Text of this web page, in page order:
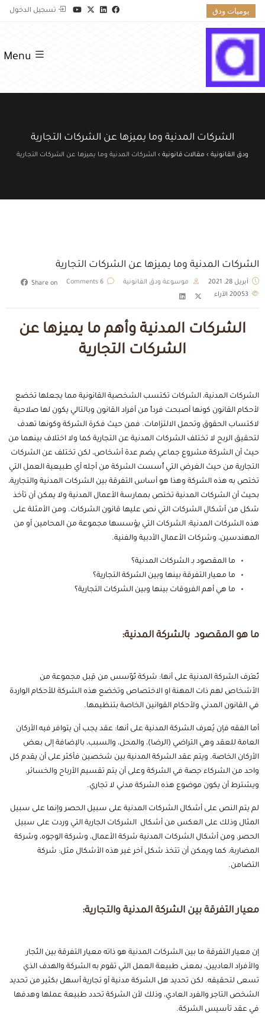
يوميات ودق تسجيل الدخول
Menu
الشركات المدنية وما يميزها عن الشركات التجارية
ودق القانونية › مقالات قانونية › الشركات المدنية وما يميزها عن الشركات التجارية
الشركات المدنية وما يميزها عن الشركات التجارية
أبريل 28, 2021 موسوعة ودق القانونية
6 Comments
الآراء
Share on
الشركات المدنية وأهم ما يميزها عن
الشركات التجارية
الشركات المدنية، الشركات تكتسب الشخصية القانونية مما يجعلها تخضع
لأحكام القانون كونها أصبحت فرداً من أفراد القانون وبالتالي يكون لها صلاحية
لاكتساب الحقوق وتحمل الالتزامات. فمن حيث فكرة الشركة وكونها تهدف
لتحقيق الربح لا تختلف الشركات المدنية عن التجارية كما ولا اختلاف بينهما من
حيث أن الشركة مشروع جماعي يضم عدة أشخاص، لكن تختلف عن الشركات
التجارية من حيث الغرض التي أُسست الشركة من أجله أي طبيعية العمل التي
تختص به هذه الشركة وهذا هو أساس التفرقة بين الشركات المدنية والتجارية،
بحيث أن الشركات المدنية تختص بممارسة الأعمال المدنية ولا يمكن أن تأخذ
شكل من أشكال الشركات التي نص عليها قانون الشركات. ومن الأمثلة على
هذه الشركات المدنية: الشركات التي يؤسسها مجموعة من المحامين أو من
المهندسين، وشركات الأعمال الأدبية والفنية.
ما المقصود بـ الشركات المدنية؟
ما معيار التفرقة بينها وبين الشركة التجارية؟
ما هي أهم الفروقات بينها وبين الشركات التجارية؟
ما هو المقصود بالشركة المدنية:
تُعَرف الشركة المدنية على أنها: شركة تُؤَسس من قِبل مجموعة من
الأشخاص لهم ذات المهنة او الاختصاص وتخضع هذه الشركة للأحكام الواردة
في القانون المدني ولأحكام القوانين الخاصة بتنظيمها.
أما الفقه فإن يُعرف الشركة المدنية على أنها: عقد يجب أن يتوافر فيه الأركان
العامة للعقد وهي التراضي (الرضا)، والمحل، والسبب، بالإضافة إلى بعض
الأركان الخاصة. ويتم عقد الشركة المدنية بين شخصين فأكثر على أن يقدم كل
واحد من الشركاء حِصة في الشركة وعلى أن يتم تقسيم الأرباح والخسائر،
ويشترط أن يكون موضوع هذه الشركة مدني لا تجاري.
لم يتم النص على أشكال الشركات المدنية على سبيل الحصر وإنما على سبيل
المثال وذلك على العكس من أشكال الشركات الجارية التي وردت على سبيل
الحصر، ومن أشكال الشركات المدنية شركة الأعمال، وشركة الوجوه، وشركة
المضاربة، كما ويمكن أن تتخذ شكل آخر غير هذه الأشكال مثل: شركة
التضامن.
معيار التفرقة بين الشركة المدنية والتجارية:
إن معيار التفرقة ما بين الشركات المدنية هو ذاته معيار التفرقة بين التُجار
والأفراد العاديين، بمعنى طبيعة العمل التي تقوم به الشركة والهدف الذي
تسعى لتحقيقه. لكن تحديد هل الشركة مدنية أو تجارية أسهل بكثير من تحديد
الشخص التاجر والفرد العادي، وذلك لأن الشركة تحدد طبيعة عملها وهدفها
في عقد تأسيس الشركة.